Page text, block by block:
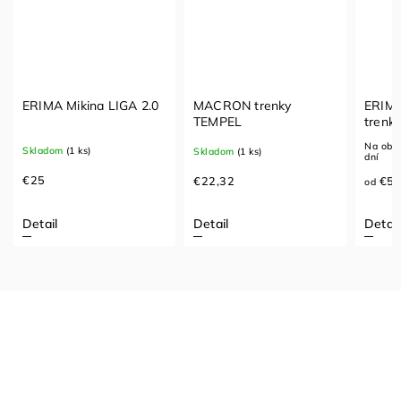
ERIMA Mikina LIGA 2.0
Skladom (1 ks)
€25
Detail
MACRON trenky
TEMPEL
Skladom (1 ks)
€22,32
Detail
Na
dní
od €50
Detail